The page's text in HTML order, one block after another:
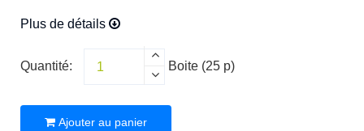
Plus de détails
Quantité: Boite (25 p)
Ajouter au panier